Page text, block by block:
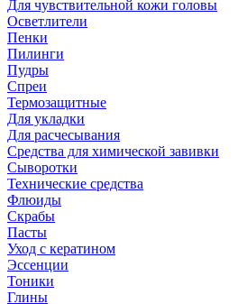
Для чувствительной кожи головы
Осветлители
Пенки
Пилинги
Пудры
Спреи
Термозащитные
Для укладки
Для расчесывания
Средства для химической завивки
Сыворотки
Технические средства
Флюиды
Скрабы
Пасты
Уход с кератином
Эссенции
Тоники
Глины